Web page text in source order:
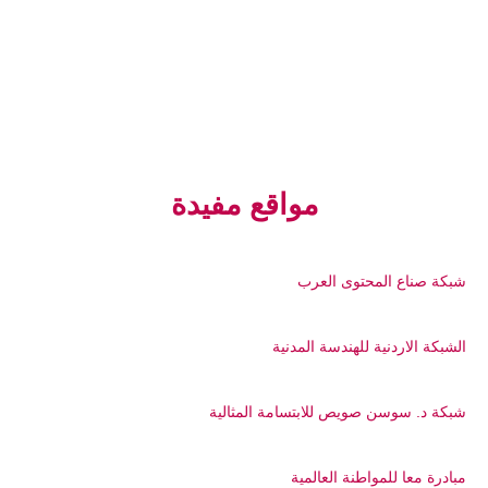
مواقع مفيدة
شبكة صناع المحتوى العرب
الشبكة الاردنية للهندسة المدنية
شبكة د. سوسن صويص للابتسامة المثالية
مبادرة معا للمواطنة العالمية